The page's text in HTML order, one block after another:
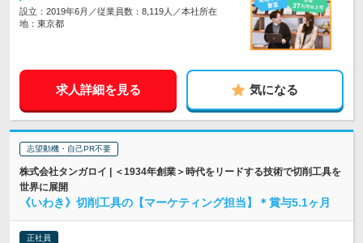
設立：2019年6月／従業員数：8,119人／本社所在
地：東京都
求人詳細を見る 気になる
志望動機・自己PR不要
株式会社タンガロイ | ＜1934年創業＞時代をリードする技術で切削工具を
世界に展開
《いわき》切削工具の【マーケティング担当】＊賞与5.1ヶ月
正社員